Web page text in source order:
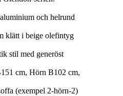
och helrund
klätt i beige olefintyg
stil med generöst
cm, Hörn B102 cm,
(exempel 2-hörn-2)